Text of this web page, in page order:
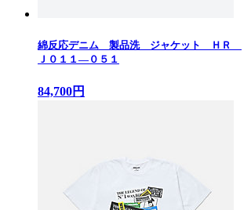
綿反応デニム 製品洗 ジャケット ＨＲ
Ｊ０１１—０５１
84,700円